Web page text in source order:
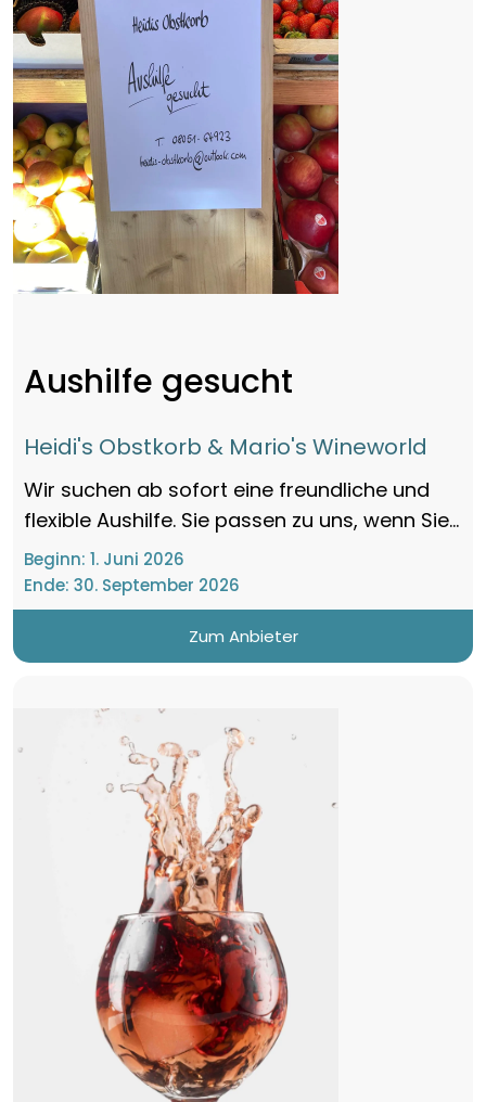
Aushilfe gesucht
Heidi's Obstkorb & Mario's Wineworld
Wir suchen ab sofort eine freundliche und
flexible Aushilfe. Sie passen zu uns, wenn Sie...
Beginn: 1. Juni 2026
Ende: 30. September 2026
Zum Anbieter